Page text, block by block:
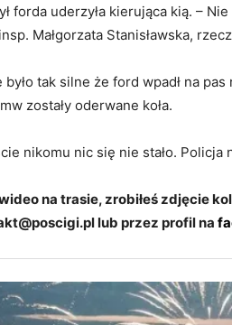
forda uderzyła kierująca kią. –
Małgorzata Stanisławska,
było tak silne że ford wpadł na
zostały oderwane koła.
nikomu nic się nie stało.
na trasie, zrobiłeś zdjęcie
lub przez profil na